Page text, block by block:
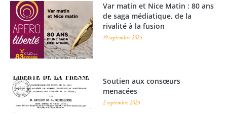
Var matin et Nice Matin : 80 ans
de saga médiatique, de la
rivalité à la fusion
19 septembre 2025
Soutien aux consœurs
menacées
2 septembre 2025